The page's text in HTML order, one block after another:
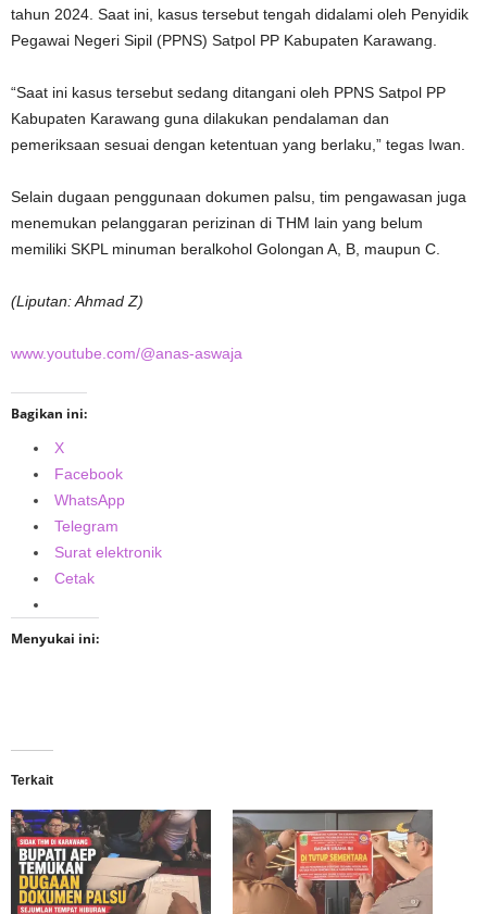
tahun 2024. Saat ini, kasus tersebut tengah didalami oleh Penyidik
Pegawai Negeri Sipil (PPNS) Satpol PP Kabupaten Karawang.
“Saat ini kasus tersebut sedang ditangani oleh PPNS Satpol PP
Kabupaten Karawang guna dilakukan pendalaman dan
pemeriksaan sesuai dengan ketentuan yang berlaku,” tegas Iwan.
Selain dugaan penggunaan dokumen palsu, tim pengawasan juga
menemukan pelanggaran perizinan di THM lain yang belum
memiliki SKPL minuman beralkohol Golongan A, B, maupun C.
(Liputan: Ahmad Z)
www.youtube.com/@anas-aswaja
Bagikan ini:
X
Facebook
WhatsApp
Telegram
Surat elektronik
Cetak
Menyukai ini:
Terkait